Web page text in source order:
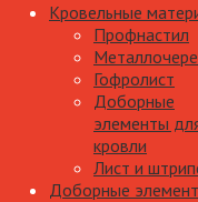
Кровельные
Профнастил
Гофролист
Доборные
элементы
кровли
Лист и
Доборные